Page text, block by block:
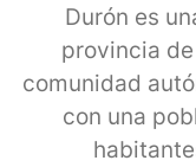
Durón es
provincia
comunidad
con una